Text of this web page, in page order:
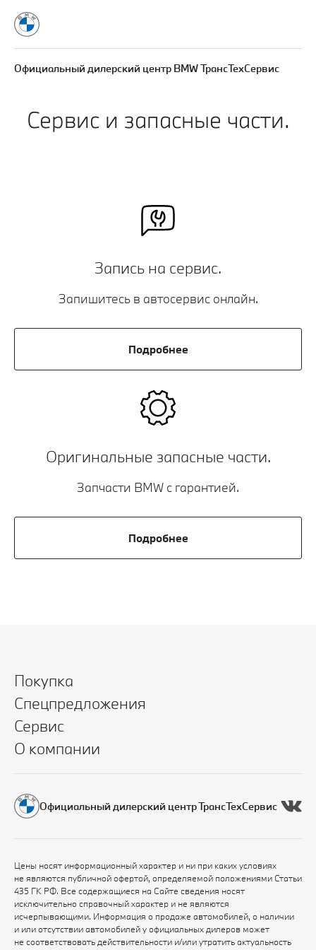
Официальный дилерский центр BMW ТрансТехСервис
Сервис и запасные части.
Запись на сервис.
Запишитесь в автосервис онлайн.
Подробнее
Оригинальные запасные части.
Запчасти BMW с гарантией.
Подробнее
Покупка
Спецпредложения
Сервис
О компании
Официальный дилерский центр ТрансТехСервис
Цены носят информационный характер и ни при каких условиях
не являются публичной офертой, определяемой положениями Статьи
435 ГК РФ. Все содержащиеся на Сайте сведения носят
исключительно справочный характер и не являются
исчерпывающими. Информация о продаже автомобилей, о наличии
и или отсутствии автомобилей у официальных дилеров может
не соответствовать действительности и/или утратить актуальность